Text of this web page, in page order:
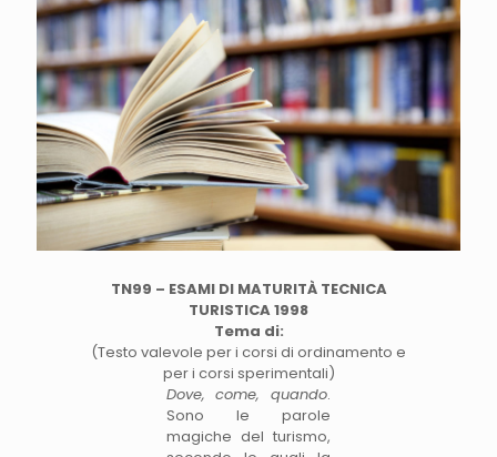
TN99 – ESAMI DI MATURITÀ TECNICA
TURISTICA 1998
Tema di:
(Testo valevole per i corsi di ordinamento e
per i corsi sperimentali)
Dove, come, quando.
Sono le parole
magiche del turismo,